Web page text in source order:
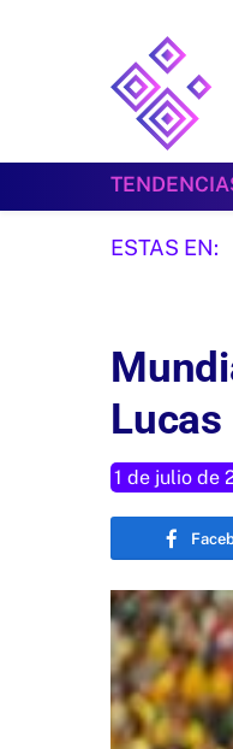
ESTAS EN:
1 de julio de